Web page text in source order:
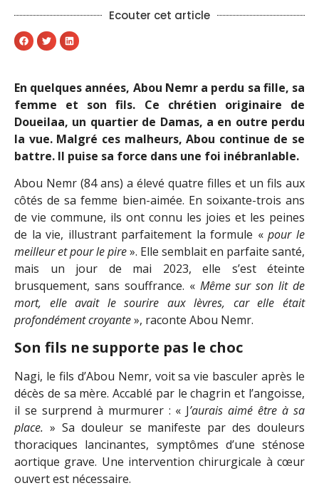
Ecouter cet article
En quelques années, Abou Nemr a perdu sa fille, sa
femme et son fils. Ce chrétien originaire de
Doueilaa, un quartier de Damas, a en outre perdu
la vue. Malgré ces malheurs, Abou continue de se
battre. Il puise sa force dans une foi inébranlable.
Abou Nemr (84 ans) a élevé quatre filles et un fils aux
côtés de sa femme bien-aimée. En soixante-trois ans
de vie commune, ils ont connu les joies et les peines
de la vie, illustrant parfaitement la formule «pour le
meilleur et pour le pire». Elle semblait en parfaite santé,
mais un jour de mai 2023, elle s’est éteinte
brusquement, sans souffrance. « Même sur son lit de
mort, elle avait le sourire aux lèvres, car elle était
profondément croyante», raconte Abou Nemr.
Son fils ne supporte pas le choc
Nagi, le fils d’Abou Nemr, voit sa vie basculer après le
décès de sa mère. Accablé par le chagrin et l’angoisse,
il se surprend à murmurer : « J’aurais aimé être à sa
place. » Sa douleur se manifeste par des douleurs
thoraciques lancinantes, symptômes d’une sténose
aortique grave. Une intervention chirurgicale à cœur
ouvert est nécessaire.